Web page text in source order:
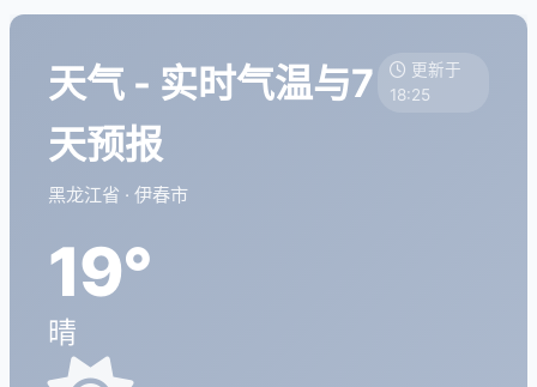
天气 - 实时气温与7
天预报
黑龙江省 · 伊春市
更新于
18:25
19°
晴